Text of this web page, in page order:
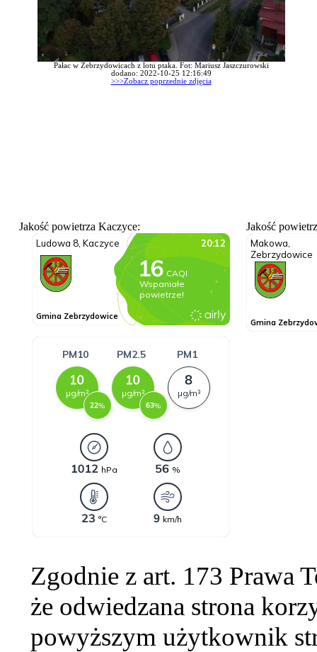
Pałac w Zebrzydowicach z lotu ptaka. Fot: Mariusz Jaszczurowski
dodano: 2022-10-25 12:16:49
>>>Zobacz poprzednie zdjęcia
Jakość powietrza Kaczyce: Jakość
Zgodnie z art. 173 Prawa
że odwiedzana strona
powyższym użytkownik